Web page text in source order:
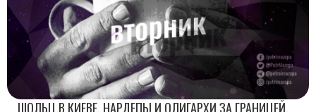
ШОЛЬЦ В КИЕВЕ, НАРДЕПЫ И ОЛИГАРХИ ЗА ГРАНИЦЕЙ,